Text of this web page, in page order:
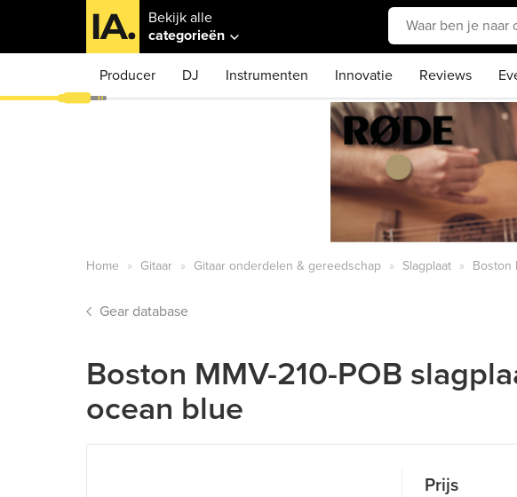
Bekijk alle
categorieën
Producer DJ Instrumenten Innovatie Reviews
Home Gitaar Gitaar onderdelen & gereedschap Slagplaat Boston
Gear database
Boston MMV-210-POB
ocean blue
Prijs